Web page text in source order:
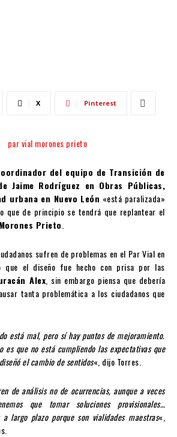
X Pinterest
del equipo de Transición de
Jaime Rodríguez en Obras Públicas,
urbana en Nuevo León «está paralizada»
que de principio se tendrá que replantear el
Prieto
sufren de problemas en el Par Vial en
que el diseño fue hecho con prisa por las
Alex , sin embargo piensa que debería
tanta problemática a los ciudadanos que
está mal, pero sí hay puntos de mejoramiento.
es que no está cumpliendo las expectativas que
el cambio de sentidos«, dijo Torres.
de análisis no de ocurrencias, aunque a veces
que tomar soluciones provisionales…
a largo plazo porque son vialidades maestras«,